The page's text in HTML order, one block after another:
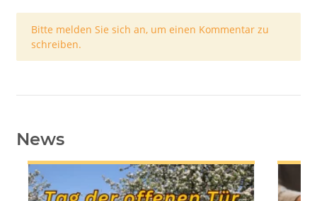
x
Bitte melden Sie sich an, um einen Kommentar zu
schreiben.
News